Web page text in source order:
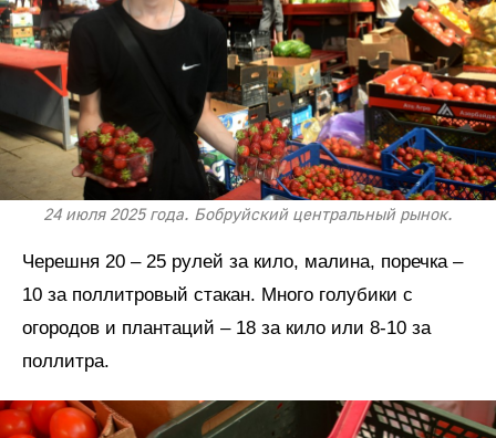
24 июля 2025 года. Бобруйский центральный рынок.
Черешня 20 – 25 рулей за кило, малина, поречка –
10 за поллитровый стакан. Много голубики с
огородов и плантаций – 18 за кило или 8-10 за
поллитра.